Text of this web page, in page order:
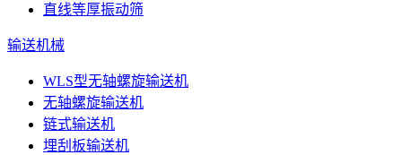
直线等厚振动筛
输送机械
WLS型无轴螺旋输送机
无轴螺旋输送机
链式输送机
埋刮板输送机